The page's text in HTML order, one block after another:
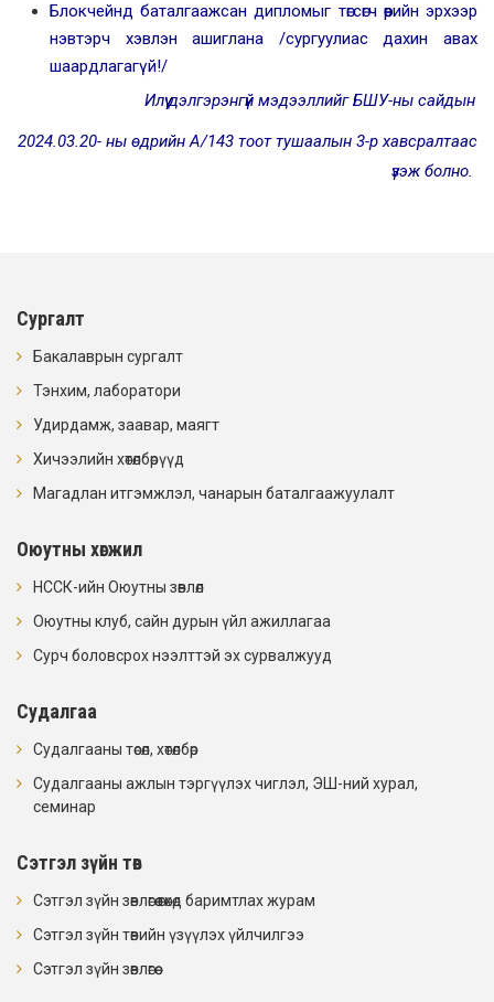
Блокчейнд баталгаажсан дипломыг төгсөгч өөрийн эрхээр
нэвтэрч хэвлэн ашиглана /сургуулиас дахин авах
шаардлагагүй!/
Илүү дэлгэрэнгүй мэдээллийгБШУ-ны сайдын
2024.03.20- ны өдрийн А/143 тооттушаалын 3-рхавсралтаас
үзэж болно.
Сургалт
Бакалаврын сургалт
Тэнхим, лаборатори
Удирдамж, заавар, маягт
Хичээлийн хөтөлбөрүүд
Магадлан итгэмжлэл, чанарын баталгаажуулалт
Оюутны хөгжил
НССК-ийн Оюутны зөвлөл
Оюутны клуб, сайн дурын үйл ажиллагаа
Сурч боловсрох нээлттэй эх сурвалжууд
Судалгаа
Судалгааны төсөл, хөтөлбөр
Судалгааны ажлын тэргүүлэх чиглэл, ЭШ-ний хурал,
семинар
Сэтгэл зүйн төв
Сэтгэл зүйн зөвлөгөө өгөхөд баримтлах журам
Сэтгэл зүйн төвийн үзүүлэх үйлчилгээ
Сэтгэл зүйн зөвлөгөө